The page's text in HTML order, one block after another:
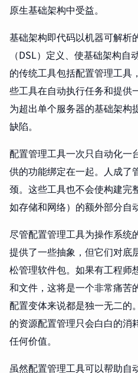
原生基础架构中受益。
基础架构即代码以机器可解析
（DSL）定义、使基础架构
的传统工具包括配置管理工
些工具在自动执行任务和提供
为超出单个服务器的基础架构
缺陷。
配置管理工具一次只自动化一
供的功能绑定在一起。人成了
颈。这些工具也不会使构建完
如存储和网络）的额外部分自
尽管配置管理工具为操作系统
提供了一些抽象，但它们对底
松管理软件包。如果有工程师
和文件，这将是一个非常痛苦
配置变体来说都是独一无二的
的资源配置管理只会白白的消
任何价值。
虽然配置管理工具可以帮助自